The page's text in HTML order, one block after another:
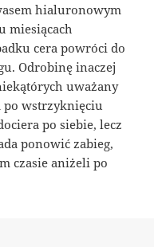
hialuronowym
miesiącach
cera powróci do
Odrobinę inaczej
uważany
po wstrzyknięciu
po siebie, lecz
ponowić zabieg,
czasie aniżeli po